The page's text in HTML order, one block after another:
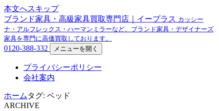
本文へスキップ
ブランド家具・高級家具買取専門店｜イープラス カッシー
ナ・アルフレックス・ハーマンミラーなど、ブランド家具・デザイナーズ
家具を専門に高価買取しております。
0120-388-332 メニューを開く
プライバシーポリシー
会社案内
ホーム タグ: ベッド
ARCHIVE